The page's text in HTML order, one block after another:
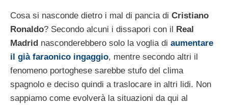
Cosa si nasconde dietro i mal di pancia di Cristiano
Ronaldo? Secondo alcuni i dissapori con il Real
Madrid nasconderebbero solo la voglia di aumentare
il già faraonico ingaggio, mentre secondo altri il
fenomeno portoghese sarebbe stufo del clima
spagnolo e deciso quindi a traslocare in altri lidi. Non
sappiamo come evolverà la situazioni da qui al